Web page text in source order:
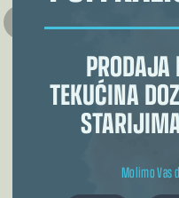
PRODAJA
TEKUĆINA
Molimo Vas